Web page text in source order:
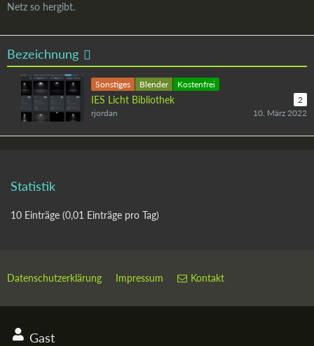
Netz so hergibt.
Bezeichnung
Sonstiges Blender Kostenfrei
IES Licht Bibliothek
2
rjordan
10. März 2022
Statistik
10 Einträge (0,01 Einträge pro Tag)
Datenschutzerklärung Impressum Kontakt
Gast